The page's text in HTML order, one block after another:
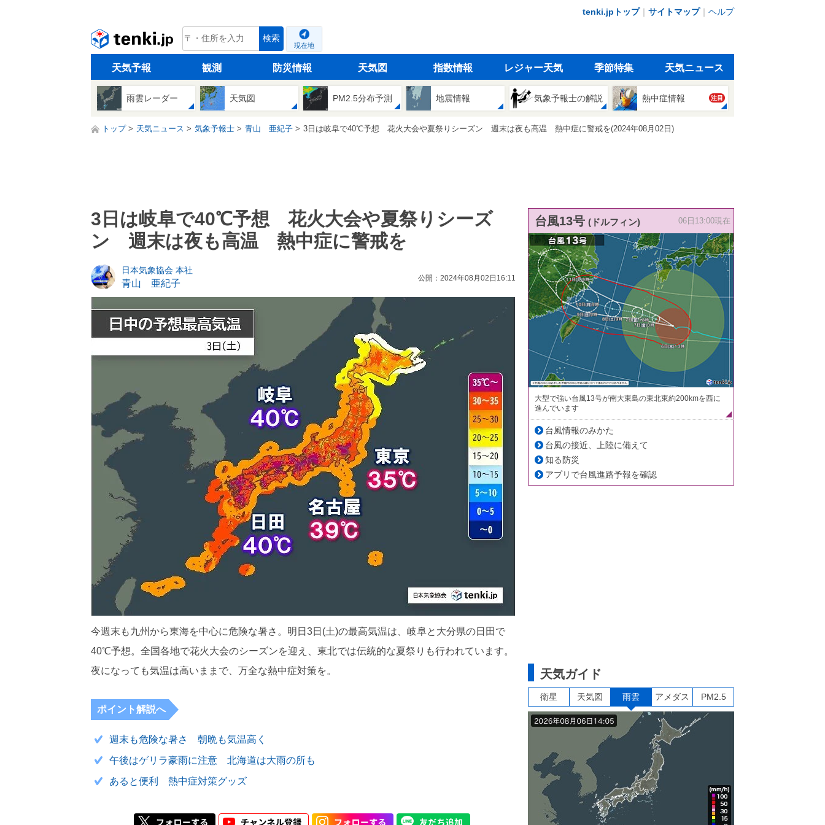
tenki.jpトップ｜ サイトマップ｜ ヘルプ
tenki.jp 検索
現在地
天気予報 観測 防災情報 天気図 指数情報 レジャー天気 季節特集 天気ニュース
雨雲レーダー 天気図 PM2.5分布予測 地震情報 気象予報士の解説 熱中症情報 注目
トップ 天気ニュース 気象予報士 青山 亜紀子 3日は岐阜で40℃予想 花火大会や夏祭りシーズン 週末は夜も高温 熱中症に警戒を(2024年08月02日)
3日は岐阜で40℃予想 花火大会や夏祭りシーズ
ン 週末は夜も高温 熱中症に警戒を
日本気象協会 本社
青山 亜紀子
公開：2024年08月02日16:11
今週末も九州から東海を中心に危険な暑さ。明日3日(土)の最高気温は、岐阜と大分県の日田で
40℃予想。全国各地で花火大会のシーズンを迎え、東北では伝統的な夏祭りも行われています。
夜になっても気温は高いままで、万全な熱中症対策を。
ポイント解説へ
週末も危険な暑さ 朝晩も気温高く
午後はゲリラ豪雨に注意 北海道は大雨の所も
あると便利 熱中症対策グッズ
台風13号 (ドルフィン) 06日13:00現在
大型で強い台風13号が南大東島の東北東約200kmを西に
進んでいます
台風情報のみかた
台風の接近、上陸に備えて
知る防災
アプリで台風進路予報を確認
天気ガイド
衛星 天気図 雨雲 アメダス PM2.5